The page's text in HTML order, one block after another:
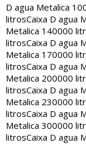
D agua Metalica
litrosCaixa D agua
Metalica 140000
litrosCaixa D agua
Metalica 170000
litrosCaixa D agua
Metalica 200000
litrosCaixa D agua
Metalica 230000
litrosCaixa D agua
Metalica 300000
litrosCaixa D agua